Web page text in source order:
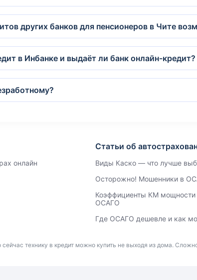
других банков для пенсионеров в Чите
в Инбанке и выдаёт ли банк онлайн-кредит?
онлайн
Статьи об
Виды Каско — что лучше
Осторожно! Мошенники в
Коэффициенты КМ мощности
ОСАГО
Где ОСАГО дешевле и как
технику в кредит можно купить не выходя из дома.